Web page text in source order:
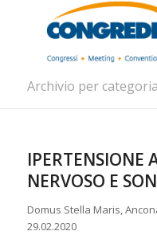
Archivio per
IPERTENSIONE
NERVOSO E
Domus Stella Maris,
29.02.2020